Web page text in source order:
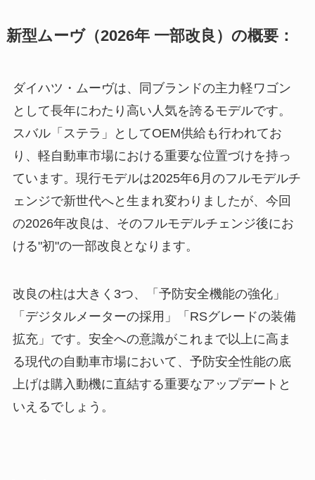
新型ムーヴ（2026年 一部改良）の概要：
ダイハツ・ムーヴは、同ブランドの主力軽ワゴン
として長年にわたり高い人気を誇るモデルです。
スバル「ステラ」としてOEM供給も行われてお
り、軽自動車市場における重要な位置づけを持っ
ています。現行モデルは2025年6月のフルモデルチ
ェンジで新世代へと生まれ変わりましたが、今回
の2026年改良は、そのフルモデルチェンジ後にお
ける"初"の一部改良となります。
改良の柱は大きく3つ、「予防安全機能の強化」
「デジタルメーターの採用」「RSグレードの装備
拡充」です。安全への意識がこれまで以上に高ま
る現代の自動車市場において、予防安全性能の底
上げは購入動機に直結する重要なアップデートと
いえるでしょう。